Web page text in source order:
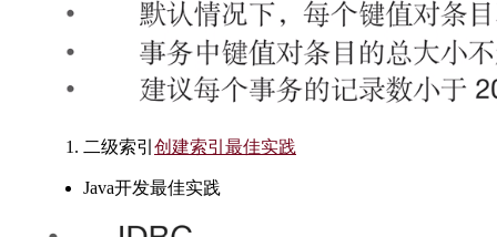
二级索引 创建索引最佳实践
Java开发最佳实践